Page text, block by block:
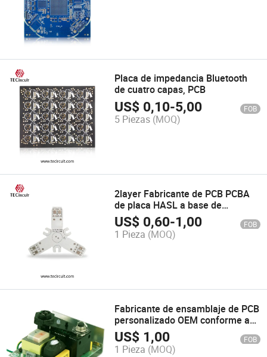
Placa de impedancia Bluetooth
de cuatro capas, PCB
US$ 0,10-5,00 FOB
5 Piezas (MOQ)
2layer Fabricante de PCB PCBA
de placa HASL a base de
aluminio
US$ 0,60-1,00 FOB
1 Pieza (MOQ)
Fabricante de ensamblaje de PCB
personalizado OEM conforme a
RoHS de placas de circuito
eléctrico
US$ 1,00 FOB
1 Pieza (MOQ)